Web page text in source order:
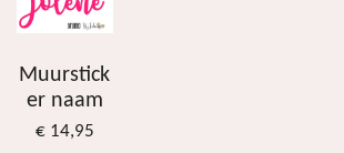
Muurstick
er naam
€ 14,95